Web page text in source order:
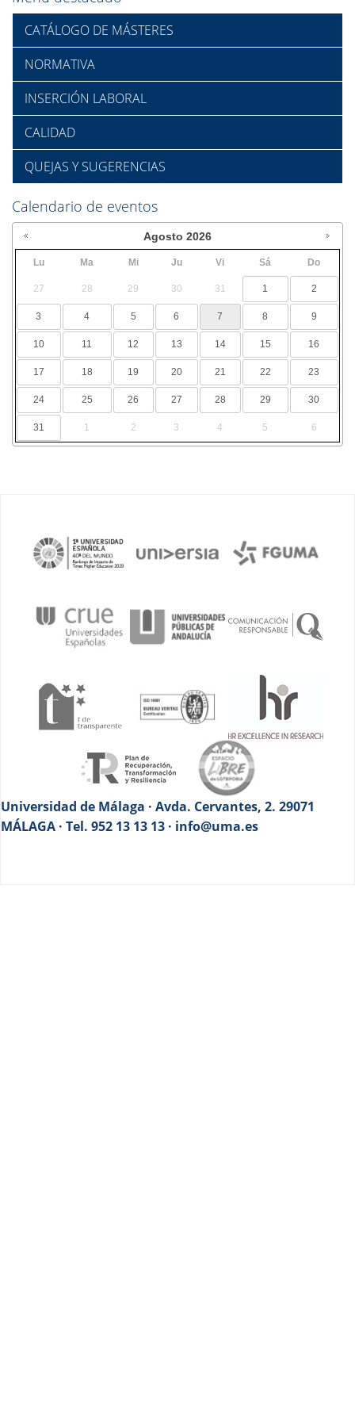
CATÁLOGO DE MÁSTERES
NORMATIVA
INSERCIÓN LABORAL
CALIDAD
QUEJAS Y SUGERENCIAS
Calendario de eventos
Agosto 2026
Lu Ma Mi Ju Vi Sá Do
27 28 29 30 31 1 2
3 4 5 6 7 8 9
10 11 12 13 14 15 16
17 18 19 20 21 22 23
24 25 26 27 28 29 30
31 1 2 3 4 5 6
Universidad de Málaga · Avda. Cervantes, 2. 29071
MÁLAGA · Tel. 952 13 13 13 · info@uma.es